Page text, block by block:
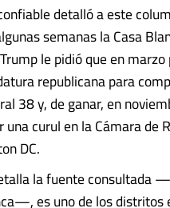
detalló a este
semanas la Casa
le pidió que en
republicana para
38 y, de ganar, en
una curul en la Cámara de
DC.
la fuente consultada
es uno de los distritos